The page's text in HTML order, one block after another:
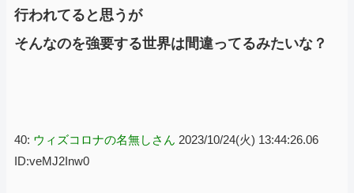
行われてると思うが
そんなのを強要する世界は間違ってるみたいな？
40: ウィズコロナの名無しさん 2023/10/24(火) 13:44:26.06
ID:veMJ2Inw0